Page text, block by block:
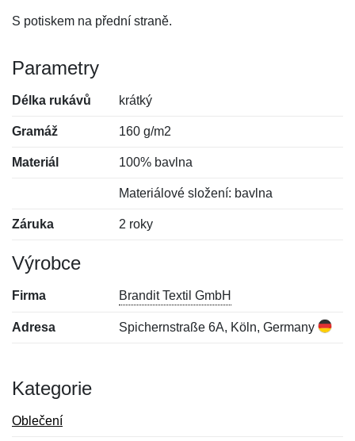
S potiskem na přední straně.
Parametry
Délka rukávů krátký
Gramáž 160 g/m2
Materiál 100% bavlna
Materiálové složení: bavlna
Záruka 2 roky
Výrobce
Firma Brandit Textil GmbH
Adresa Spichernstraße 6A, Köln, Germany
Kategorie
Oblečení